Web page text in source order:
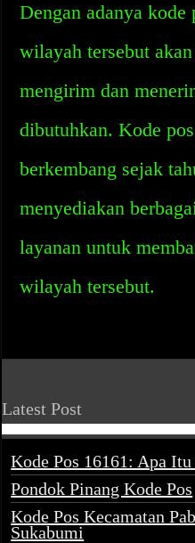
Dengan adanya
wilayah tersebut
mengirim dan
dibutuhkan. Kode
berkembang sejak
menyediakan
layanan untuk
wilayah tersebut.
Latest Post
Kode Pos 16161: Apa
Pondok Pinang Kode Pos
Kode Pos Kecamatan
Sukabumi